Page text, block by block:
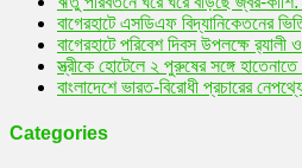
বাগেরহাটে এসডিএফ বিদ্যানিকেতনের
বাগেরহাটে পরিবেশ দিবস উপলক্ষে
স্ত্রীকে হোটেলে ২ পুরুষের সঙ্গে
বাংলাদেশে ভারত-বিরোধী প্রচারের
Categories